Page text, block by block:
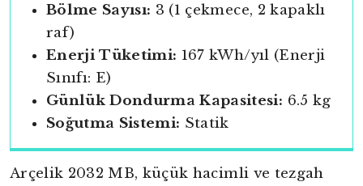
Bölme Sayısı: 3 (1 çekmece, 2 kapaklı
raf)
Enerji Tüketimi: 167 kWh/yıl (Enerji
Sınıfı: E)
Günlük Dondurma Kapasitesi: 6.5 kg
Soğutma Sistemi: Statik
Arçelik 2032 MB, küçük hacimli ve tezgah